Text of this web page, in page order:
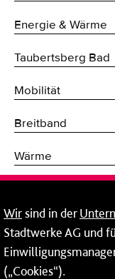
Energie & Wärme
Taubertsberg Bad
Mobilität
Breitband
Wärme
Erneuerbare
Netze
Wirsind in der
Stadtwerke AG und
(„Cookies“).